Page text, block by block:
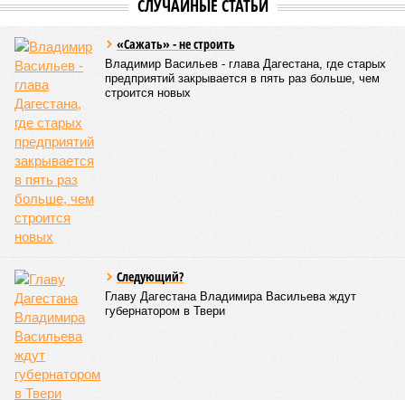
СЛУЧАЙНЫЕ СТАТЬИ
«Сажать» - не строить
Владимир Васильев - глава Дагестана, где старых
предприятий закрывается в пять раз больше, чем
строится новых
Следующий?
Главу Дагестана Владимира Васильева ждут
губернатором в Твери